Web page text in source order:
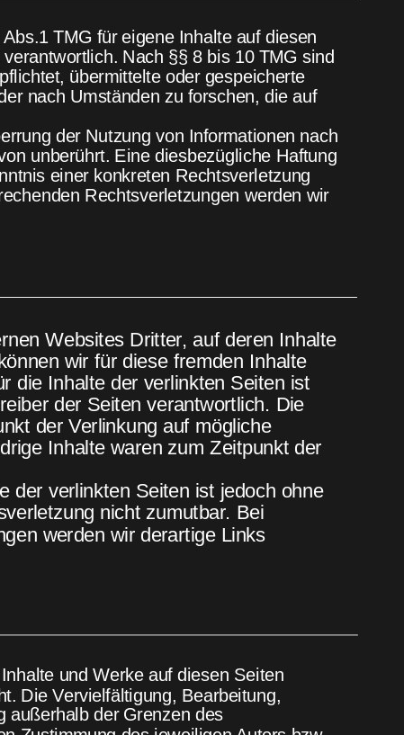
TMG für eigene Inhalte auf diesen
Nach §§ 8 bis 10 TMG sind
übermittelte oder gespeicherte
nach Umständen zu forschen, die auf
der Nutzung von Informationen nach
unberührt. Eine diesbezügliche Haftung
einer konkreten Rechtsverletzung
Rechtsverletzungen werden wir
Websites Dritter, auf deren Inhalte
wir für diese fremden Inhalte
die Inhalte der verlinkten Seiten ist
der Seiten verantwortlich. Die
der Verlinkung auf mögliche
Inhalte waren zum Zeitpunkt der
der verlinkten Seiten ist jedoch ohne
nicht zumutbar. Bei
werden wir derartige Links
und Werke auf diesen Seiten
Die Vervielfältigung, Bearbeitung,
außerhalb der Grenzen des